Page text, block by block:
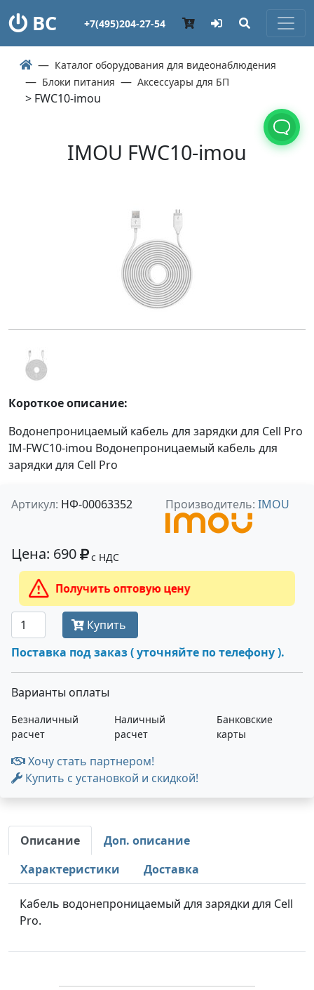
ВС +7(495)204-27-54
Каталог оборудования для видеонаблюдения
Блоки питания
Аксессуары для БП
> FWC10-imou
IMOU FWC10-imou
Короткое описание:
Водонепроницаемый кабель для зарядки для Cell Pro
IM-FWC10-imou Водонепроницаемый кабель для
зарядки для Cell Pro
Артикул: НФ-00063352 Производитель: IMOU
Цена: 690 с НДС
Получить оптовую цену
Купить
Поставка под заказ ( уточняйте по телефону ).
Варианты оплаты
Безналичный
расчет
Наличный
расчет
Банковские
карты
Хочу стать партнером!
Купить с установкой и скидкой!
Описание
Доп. описание
Характеристики
Доставка
Кабель водонепроницаемый для зарядки для Cell
Pro.